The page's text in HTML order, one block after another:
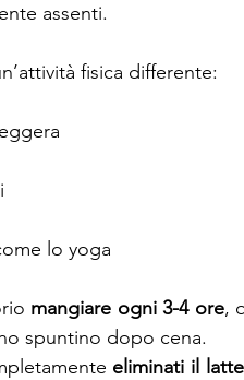
assenti.
fisica differente:
lo yoga
mangiare ogni 3-4 ore,
spuntino dopo cena.
eliminati il